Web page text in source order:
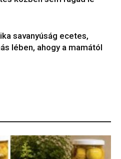
savanyúság ecetes,
lében, ahogy a mamától